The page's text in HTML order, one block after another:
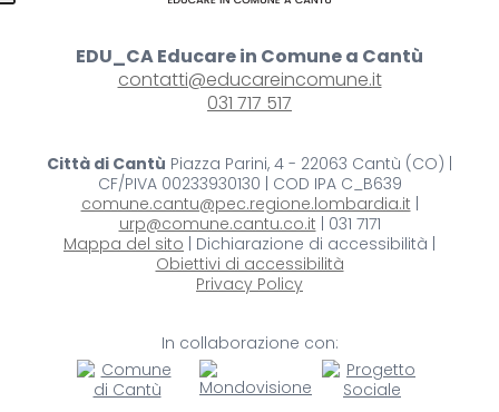
EDU_CA Educare in Comune a Cantù
contatti@educareincomune.it
031 717 517
Città di Cantù Piazza Parini, 4 - 22063 Cantù (CO) |
CF/PIVA 00233930130 | COD IPA C_B639
comune.cantu@pec.regione.lombardia.it
urp@comune.cantu.co.it | 031 7171
Mappa del sito | Dichiarazione di accessibilità |
Obiettivi di accessibilità
Privacy Policy
In collaborazione con: